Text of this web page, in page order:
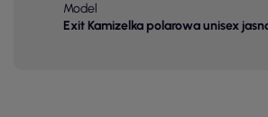
Model
Exit Kamizelka polarowa unisex